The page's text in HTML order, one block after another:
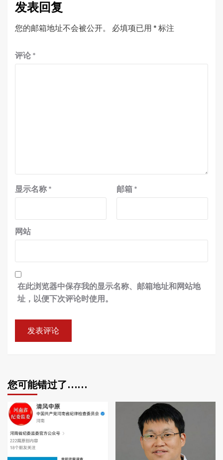
发表回复
您的邮箱地址不会被公开。 必填项已用 * 标注
评论 *
显示名称 * 邮箱 *
网站
在此浏览器中保存我的显示名称、邮箱地址和网站地
址，以便下次评论时使用。
您可能错过了……